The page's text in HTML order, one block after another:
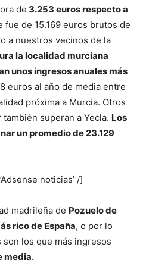
de 3.253 euros respecto a
fue de 15.169 euros brutos de
a nuestros vecinos de la
la localidad murciana
unos ingresos anuales más
euros al año de media entre
próxima a Murcia. Otros
superan a Yecla. Los
un promedio de 23.129
noticias’ /]
madrileña de Pozuelo de
rico de España, o por lo
los que más ingresos
media.